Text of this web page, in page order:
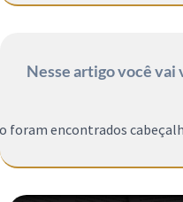
Nesse artigo você vai
foram encontrados